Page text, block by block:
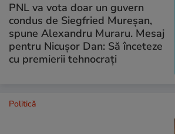
PNL va vota doar un guvern
condus de Siegfried Mureșan,
spune Alexandru Muraru. Mesaj
pentru Nicușor Dan: Să înceteze
cu premierii tehnocrați
Politică